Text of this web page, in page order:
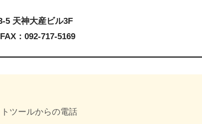
5 天神大産ビル3F
：092-717-5169
ツールからの電話